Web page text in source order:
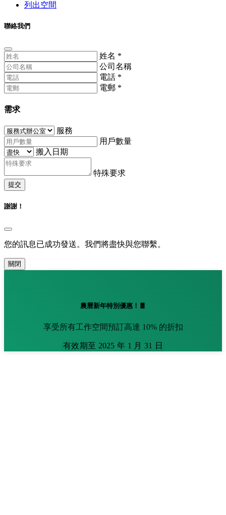
列出空間
聯絡我們
姓名 *
公司名稱
電話 *
電郵 *
需求
服務
用戶數量
搬入日期
特殊要求
提交
謝謝！
您的訊息已成功發送。我們將盡快與您聯繫。
關閉
農曆新年特別優惠！🧧
享受所有工作空間預訂高達 10% 的折扣
有效期至 2025 年 1 月 31 日